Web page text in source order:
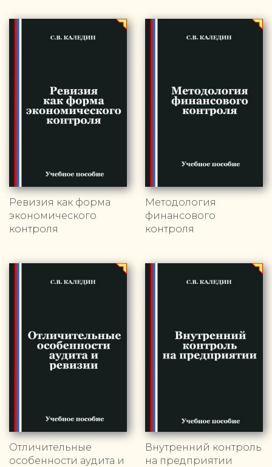
Ревизия как форма
экономического
контроля
Методология
финансового
контроля
Отличительные
особенности аудита и
Внутренний контроль
на предприятии